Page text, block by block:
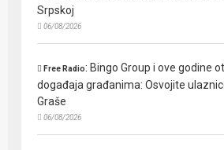
Srpskoj
06/08/2026
Free Radio: Bingo Group i ove godine
događaja građanima: Osvojite
Graše
06/08/2026